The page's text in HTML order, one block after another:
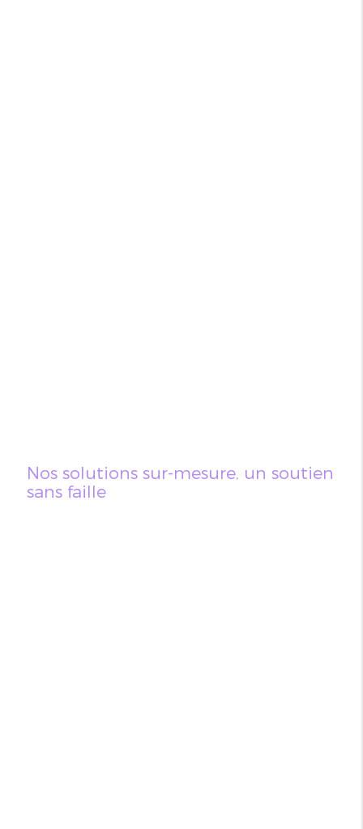
Nos solutions sur-mesure, un soutien
sans faille